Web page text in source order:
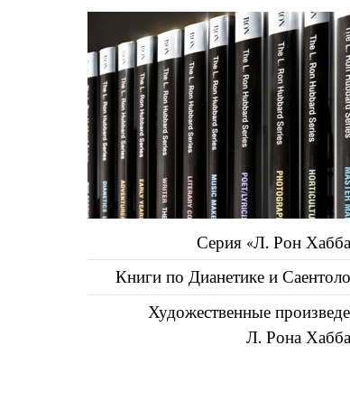
Серия «Л. Рон
Книги по Дианетике и
Художественные
Л. Рона